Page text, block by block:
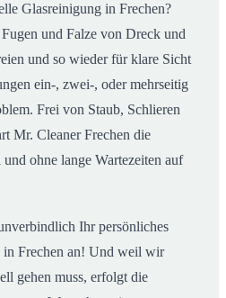
Glasreinigung in Frechen?
und Falze von Dreck und
und so wieder für klare Sicht
ein-, zwei-, oder mehrseitig
Frei von Staub, Schlieren
Mr. Cleaner Frechen die
ohne lange Wartezeiten auf
Ihr persönliches
Frechen an! Und weil wir
gehen muss, erfolgt die